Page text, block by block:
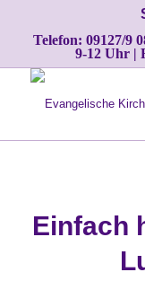
Telefon: 09127/9
9-12 Uhr |
Einfach